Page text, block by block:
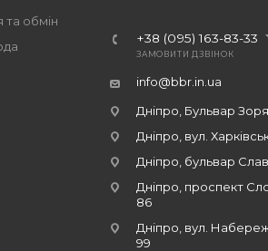
обмін
+38 (095) 163-83-33
ЗАМОВИТИ ДЗВІНОК
info@bbr.in.ua
Дніпро, Бульвар
Дніпро, вул.
Дніпро, бульвар
Дніпро, проспект
86
Дніпро, вул.
99